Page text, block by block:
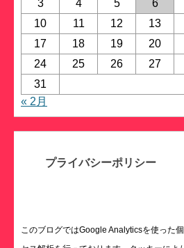
3
4 5 6
10
11 12 13
17
18 19 20
24
25 26 27
31
« 2月
プライバシーポリシー
このブログではGoogle Analyticsを使った